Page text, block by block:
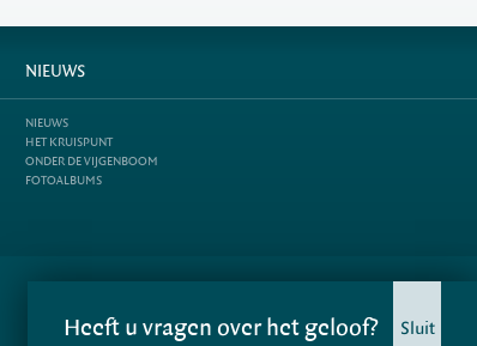
NIEUWS
NIEUWS
HET KRUISPUNT
ONDER DE VIJGENBOOM
FOTOALBUMS
Heeft u vragen over het geloof? Sluit